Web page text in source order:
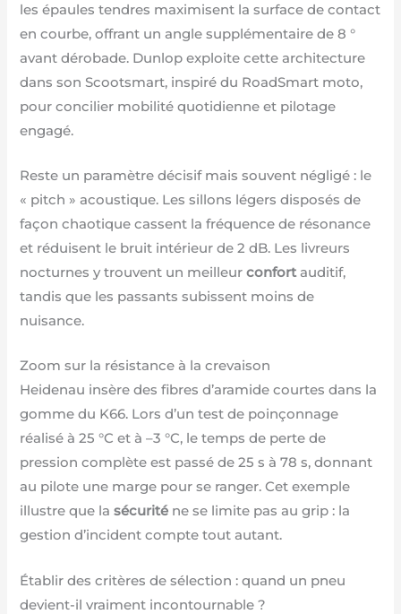
les épaules tendres maximisent la surface de contact
en courbe, offrant un angle supplémentaire de 8 °
avant dérobade. Dunlop exploite cette architecture
dans son Scootsmart, inspiré du RoadSmart moto,
pour concilier mobilité quotidienne et pilotage
engagé.
Reste un paramètre décisif mais souvent négligé : le
« pitch » acoustique. Les sillons légers disposés de
façon chaotique cassent la fréquence de résonance
et réduisent le bruit intérieur de 2 dB. Les livreurs
nocturnes y trouvent un meilleurconfortauditif,
tandis que les passants subissent moins de
nuisance.
Zoom sur la résistance à la crevaison
Heidenau insère des fibres d’aramide courtes dans la
gomme du K66. Lors d’un test de poinçonnage
réalisé à 25 °C et à –3 °C, le temps de perte de
pression complète est passé de 25 s à 78 s, donnant
au pilote une marge pour se ranger. Cet exemple
illustre que lasécurité ne se limite pas au grip : la
gestion d’incident compte tout autant.
Établir des critères de sélection : quand un pneu
devient-il vraiment incontournable ?